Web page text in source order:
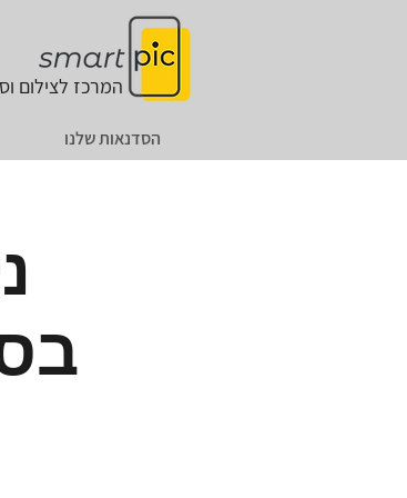
המרכז לצילום
הסדנאות שלנו